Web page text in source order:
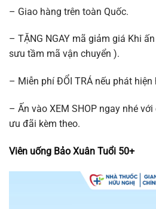
– Giao hàng trên toàn Quốc.
– TẶNG NGAY mã giảm giá Khi
sưu tầm mã vận chuyển ).
– Miễn phí ĐỔI TRÁ nếu phát hiện
– Ấn vào XEM SHOP ngay nhé
ưu đãi kèm theo.
Viên uống Bảo Xuân Tuổi 50+